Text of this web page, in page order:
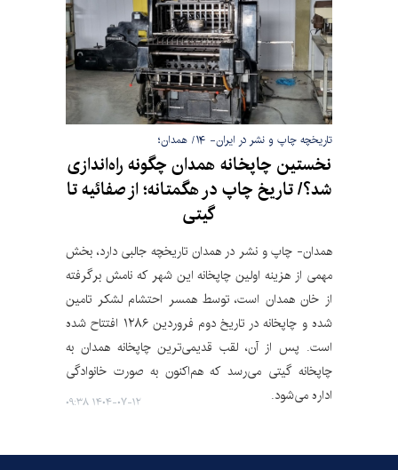
تاریخچه چاپ و نشر در ایران- ۱۴/ همدان؛
نخستین چاپخانه همدان چگونه راه‌اندازی
شد؟/ تاریخ چاپ در هگمتانه؛ از صفائیه تا
گیتی
همدان- چاپ و نشر در همدان تاریخچه جالبی دارد، بخش
مهمی از هزینه اولین چاپخانه این شهر که نامش برگرفته
از خان همدان است، توسط همسر احتشام لشکر تامین
شده و چاپخانه در تاریخ دوم فروردین ۱۲۸۶ افتتاح شده
است. پس از آن، لقب قدیمی‌ترین چاپخانه همدان به
چاپخانه گیتی می‌رسد که هم‌اکنون به صورت خانوادگی
اداره می‌شود.
۱۴۰۴-۰۷-۱۲ ۰۹:۳۸